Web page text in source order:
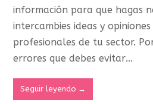
información para que hagas
intercambies ideas y
profesionales de tu sector.
errores que debes evitar…
Seguir leyendo →